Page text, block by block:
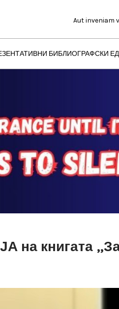
Aut inveniam
БИБЛИОГРАФСКИ
на книгата